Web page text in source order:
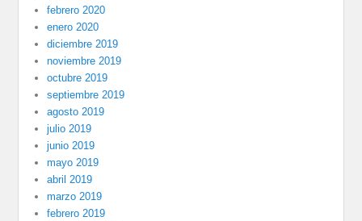
febrero 2020
enero 2020
diciembre 2019
noviembre 2019
octubre 2019
septiembre 2019
agosto 2019
julio 2019
junio 2019
mayo 2019
abril 2019
marzo 2019
febrero 2019